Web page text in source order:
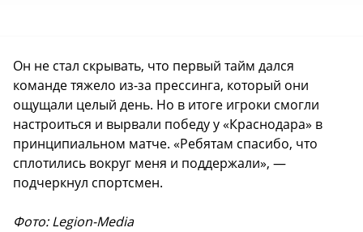
Он не стал скрывать, что первый тайм дался
команде тяжело из-за прессинга, который они
ощущали целый день. Но в итоге игроки смогли
настроиться и вырвали победу у «Краснодара» в
принципиальном матче. «Ребятам спасибо, что
сплотились вокруг меня и поддержали», —
подчеркнул спортсмен.
Фото: Legion-Media